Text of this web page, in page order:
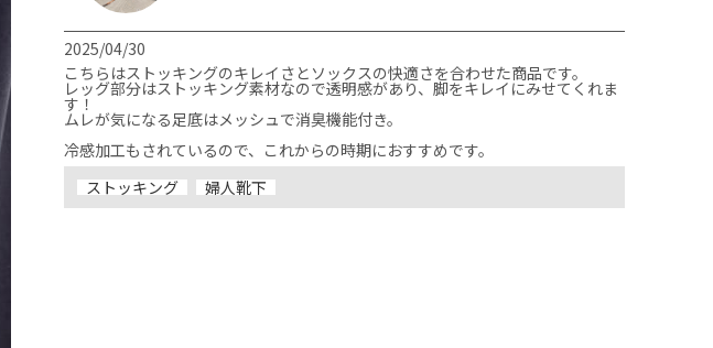
2025/04/30
こちらはストッキングのキレイさとソックスの快適さを合わせた商品です。
レッグ部分はストッキング素材なので透明感があり、脚をキレイにみせてくれま
す！
ムレが気になる足底はメッシュで消臭機能付き。
冷感加工もされているので、これからの時期におすすめです。
ストッキング
婦人靴下